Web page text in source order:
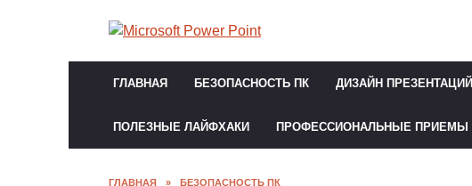
ГЛАВНАЯ БЕЗОПАСНОСТЬ ПК ДИЗАЙН ПРЕЗЕНТАЦИЙ
ПОЛЕЗНЫЕ ЛАЙФХАКИ ПРОФЕССИОНАЛЬНЫЕ ПРИЕМЫ
ГЛАВНАЯ » БЕЗОПАСНОСТЬ ПК